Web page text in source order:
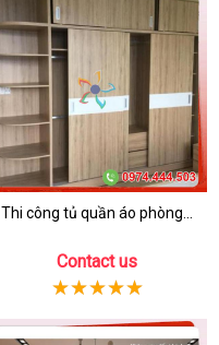
Thi công tủ quần áo phòng...
Contact us